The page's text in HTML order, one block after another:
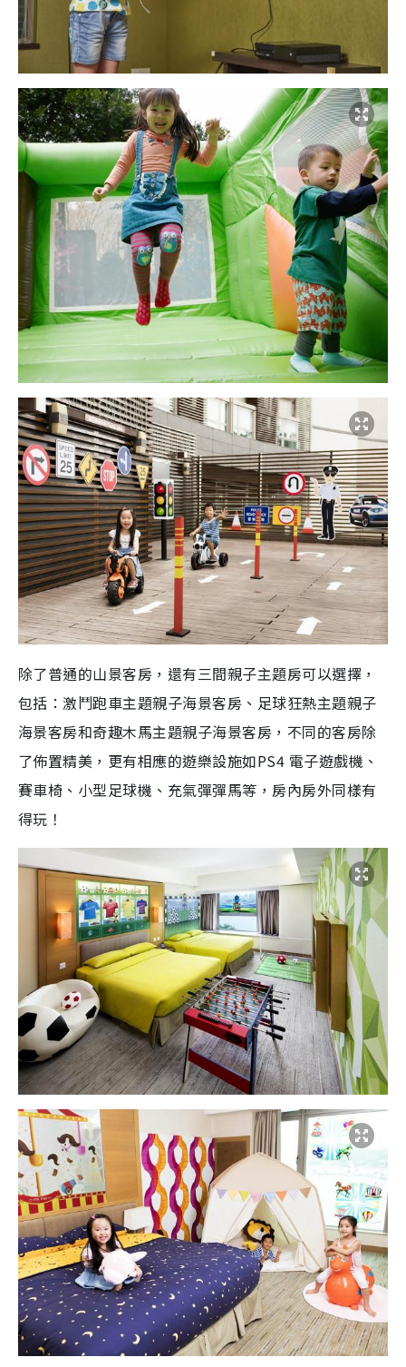
除了普通的山景客房，還有三間親子主題房可以選擇，
包括：激鬥跑車主題親子海景客房、足球狂熱主題親子
海景客房和奇趣木馬主題親子海景客房，不同的客房除
了佈置精美，更有相應的遊樂設施如PS4 電子遊戲機、
賽車椅、小型足球機、充氣彈彈馬等，房內房外同樣有
得玩！